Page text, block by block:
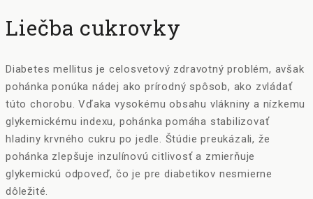
Liečba cukrovky
Diabetes mellitus je celosvetový zdravotný problém, avšak
pohánka ponúka nádej ako prírodný spôsob, ako zvládať
túto chorobu. Vďaka vysokému obsahu vlákniny a nízkemu
glykemickému indexu, pohánka pomáha stabilizovať
hladiny krvného cukru po jedle. Štúdie preukázali, že
pohánka zlepšuje inzulínovú citlivosť a zmierňuje
glykemickú odpoveď, čo je pre diabetikov nesmierne
dôležité.